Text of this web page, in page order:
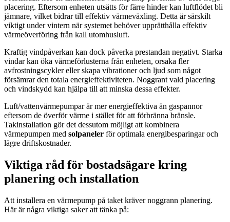
placering. Eftersom enheten utsätts för färre hinder kan luftflödet bli
jämnare, vilket bidrar till effektiv värmeväxling. Detta är särskilt
viktigt under vintern när systemet behöver upprätthålla effektiv
värmeöverföring från kall utomhusluft.
Kraftig vindpåverkan kan dock påverka prestandan negativt. Starka
vindar kan öka värmeförlusterna från enheten, orsaka fler
avfrostningscykler eller skapa vibrationer och ljud som något
försämrar den totala energieffektiviteten. Noggrant vald placering
och vindskydd kan hjälpa till att minska dessa effekter.
Luft/vattenvärmepumpar är mer energieffektiva än gaspannor
eftersom de överför värme i stället för att förbränna bränsle.
Takinstallation gör det dessutom möjligt att kombinera
värmepumpen med solpaneler för optimala energibesparingar och
lägre driftskostnader.
Viktiga råd för bostadsägare kring
planering och installation
Att installera en värmepump på taket kräver noggrann planering.
Här är några viktiga saker att tänka på: